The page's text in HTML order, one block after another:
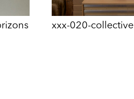
xxx-020-collective